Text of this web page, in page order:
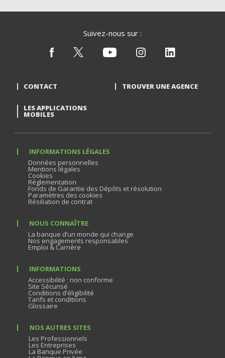
Suivez-nous sur :
CONTACT TROUVER UNE AGENCE
LES APPLICATIONS
MOBILES
INFORMATIONS LÉGALES
Données personnelles
Mentions légales
Cookies
Réglementation
Fonds de Garantie des Dépôts et résolution
Paramètres des cookies
Résiliation de contrat
NOUS CONNAÎTRE
La banque d’un monde qui change
Nos engagements responsables
Emploi & Carrière
INFORMATIONS
Accessibilité : non conforme
Site Sécurisé
Conditions d’éligibilité
Tarifs et conditions
Glossaire
NOS AUTRES SITES
Les Professionnels
Les Entreprises
La Banque Privée